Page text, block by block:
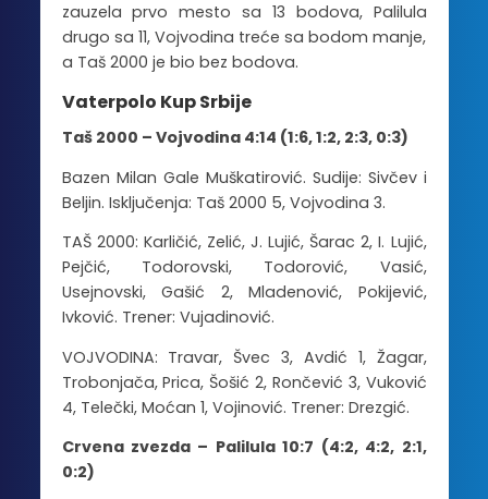
zauzela prvo mesto sa 13 bodova, Palilula
drugo sa 11, Vojvodina treće sa bodom manje,
a Taš 2000 je bio bez bodova.
Vaterpolo Kup Srbije
Taš 2000 – Vojvodina 4:14 (1:6, 1:2, 2:3, 0:3)
Bazen Milan Gale Muškatirović. Sudije: Sivčev i
Beljin. Isključenja: Taš 2000 5, Vojvodina 3.
TAŠ 2000: Karličić, Zelić, J. Lujić, Šarac 2, I. Lujić,
Pejčić, Todorovski, Todorović, Vasić,
Usejnovski, Gašić 2, Mladenović, Pokijević,
Ivković. Trener: Vujadinović.
VOJVODINA: Travar, Švec 3, Avdić 1, Žagar,
Trobonjača, Prica, Šošić 2, Rončević 3, Vuković
4, Telečki, Moćan 1, Vojinović. Trener: Drezgić.
Crvena zvezda – Palilula 10:7 (4:2, 4:2, 2:1,
0:2)